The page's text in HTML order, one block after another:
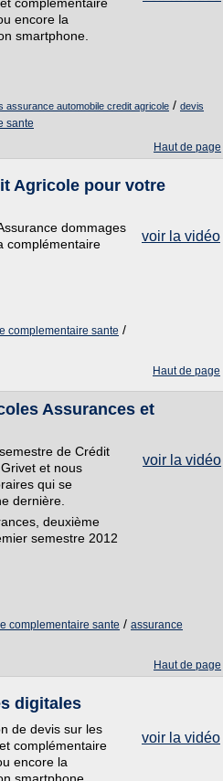
encore la
smartphone.
assurance automobile credit agricole / devis
sante
Haut de page
Agricole pour votre
voir la vidéo
dommages
complémentaire
complementaire sante /
Haut de page
Assurances et
voir la vidéo
de Crédit
et nous
qui se
dernière.
deuxième
semestre 2012
complementaire sante / assurance
Haut de page
digitales
voir la vidéo
de devis sur les
complémentaire
encore la